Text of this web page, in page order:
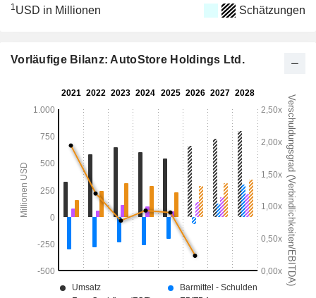
1USD in Millionen Schätzungen
Vorläufige Bilanz: AutoStore Holdings Ltd.